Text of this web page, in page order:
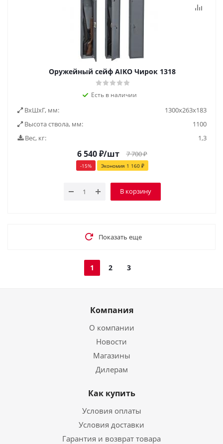
Оружейный сейф AIKO Чирок 1318
Есть в наличии
ВxШxГ, мм:
1300x263x183
Высота ствола, мм:
1100
Вес, кг:
1,3
6 540₽/шт 7 700₽
-15% Экономия 1 160₽
В корзину
Показать еще
1 2 3
Компания
О компании
Новости
Магазины
Дилерам
Как купить
Условия оплаты
Условия доставки
Гарантия и возврат товара